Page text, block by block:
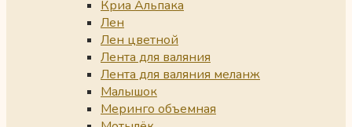
Криа Альпака
Лен
Лен цветной
Лента для валяния
Лента для валяния меланж
Малышок
Меринго объемная